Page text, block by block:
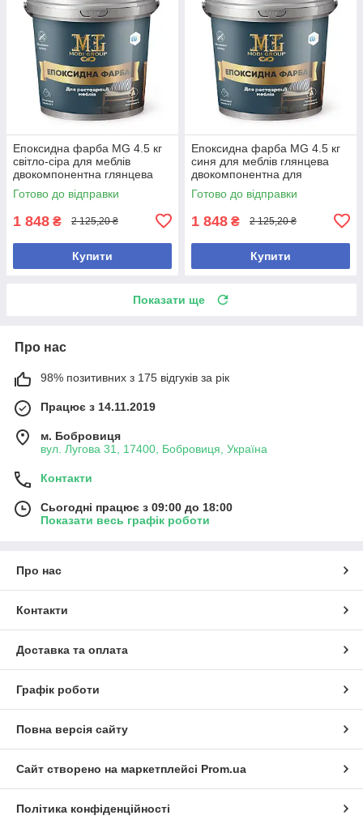
Епоксидна фарба MG 4.5 кг
світло-сіра для меблів
двокомпонентна глянцева
для реставрації та захисту
Готово до відправки
1 848 ₴ 2 125,20 ₴
Купити
Епоксидна фарба MG 4.5 кг
синя для меблів глянцева
двокомпонентна для
реставрації та захисту
Готово до відправки
1 848 ₴ 2 125,20 ₴
Купити
Показати ще
Про нас
98% позитивних з 175 відгуків за рік
Працює з 14.11.2019
м. Бобровиця
вул. Лугова 31, 17400, Бобровиця, Україна
Контакти
Сьогодні працює з 09:00 до 18:00
Показати весь графік роботи
Про нас
Контакти
Доставка та оплата
Графік роботи
Повна версія сайту
Сайт створено на маркетплейсі Prom.ua
Політика конфіденційності